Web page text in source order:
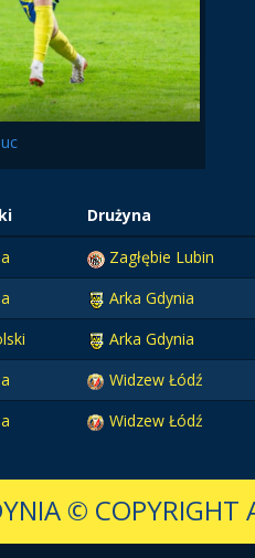
Drużyna
Zagłębie Lubin
Arka Gdynia
Arka Gdynia
Widzew Łódź
Widzew Łódź
© COPYRIGHT